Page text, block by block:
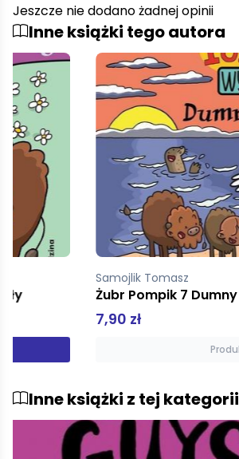
Jeszcze nie dodano żadnej opinii
Inne książki tego autora
Samojlik Tomasz
Żubr Pompik 7 Dumny bielik
Produkt niedostępny
Inne książki z tej kategorii